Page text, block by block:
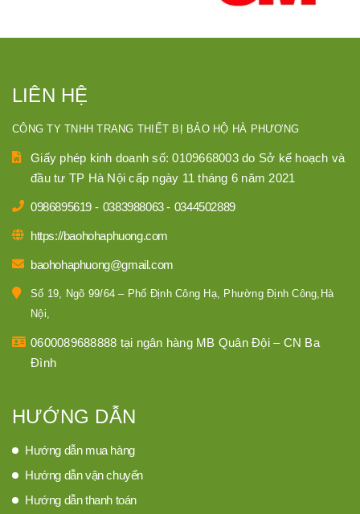
LIÊN HỆ
CÔNG TY TNHH TRANG THIẾT BỊ BẢO HỘ HÀ PHƯƠNG
Giấy phép kinh doanh số: 0109668003 do Sở kế hoạch và
đầu tư TP Hà Nội cấp ngày 11 tháng 6 năm 2021
0986895619 - 0383988063- 0344502889
https://baohohaphuong.com
baohohaphuong@gmail.com
Số 19, Ngõ 99/64 – Phố Định Công Hạ, Phường Định Công,Hà
Nội,
0600089688888 tại ngân hàng MB Quân Đội – CN Ba
Đình
HƯỚNG DẪN
Hướng dẫn mua hàng
Hướng dẫn vận chuyển
Hướng dẫn thanh toán